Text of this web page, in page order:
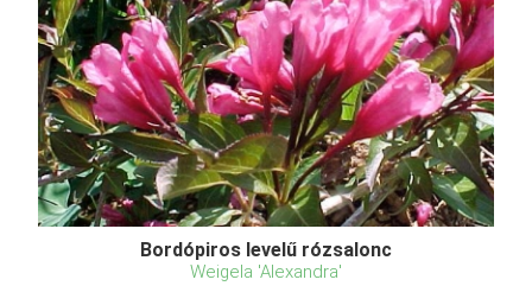
Bordópiros levelű rózsalonc
Weigela 'Alexandra'